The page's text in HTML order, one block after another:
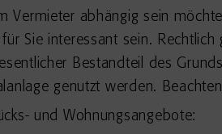
Vermieter abhängig sein
Sie interessant sein.
Bestandteil des
genutzt werden.
und Wohnungsangebote: